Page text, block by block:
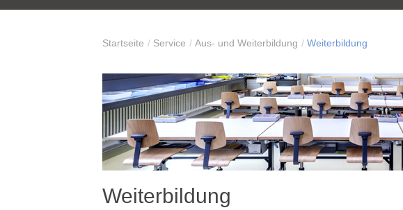
Startseite Service Aus- und Weiterbildung Weiterbildung
Weiterbildung